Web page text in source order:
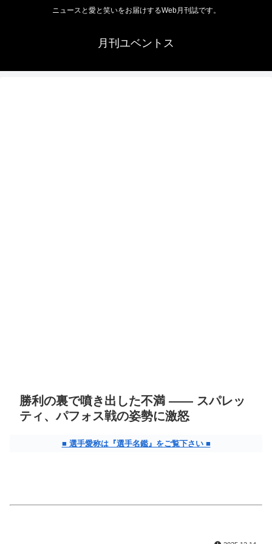
ニュースと愛と笑いをお届けするWeb月刊誌です。
月刊ユベントス
勝利の裏で噴き出した不満 ―― スパレッ
ティ、パフォス戦の姿勢に激怒
■ 選手愛称は『選手名鑑』をご覧下さい ■